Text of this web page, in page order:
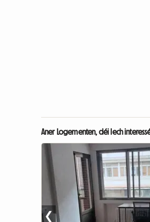
Aner Logementen, déi Iech
❮